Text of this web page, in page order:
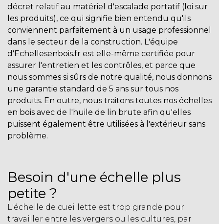
décret relatif au matériel d'escalade portatif (loi sur
les produits), ce qui signifie bien entendu qu'ils
conviennent parfaitement à un usage professionnel
dans le secteur de la construction. L'équipe
d'Echellesenbois.fr est elle-même certifiée pour
assurer l'entretien et les contrôles, et parce que
nous sommes si sûrs de notre qualité, nous donnons
une garantie standard de 5 ans sur tous nos
produits. En outre, nous traitons toutes nos échelles
en bois avec de l'huile de lin brute afin qu'elles
puissent également être utilisées à l'extérieur sans
problème.
Besoin d'une échelle plus
petite ?
L'échelle de cueillette est trop grande pour
travailler entre les vergers ou les cultures, par